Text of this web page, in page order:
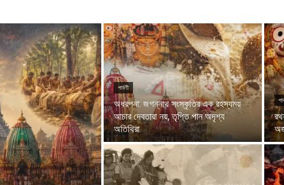
পার্বণী
অধরপনা: জগন্নাথ সংস্কৃতির এক রহস্যময়
আচার দেবতারা নয়, তৃপ্তি পান অদৃশ্য
অতিথিরা